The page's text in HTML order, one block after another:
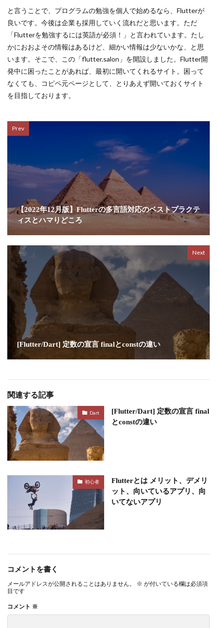
と言うことで、プログラムの勉強を個人で始めるなら、Flutterが
良いです。今後は企業も採用していく流れだと思います。ただ
「Flutterを勉強するには英語が必須！」と言われています。たし
かにおおよその情報はあるけど、細かい情報は少ないかな、と思
います。そこで、この「flutter.salon」を開設しました。Flutter開
発中に困ったことがあれば、最初に開いてくれるサイト。困って
なくても、コピペ元ページとして、とりあえず開いておくサイト
を目指しております。
Prev
【2022年12月版】Flutterの多言語対応のベストプラクテ
ィスとハマりどころ
Next
[Flutter/Dart] 定数の宣言 finalとconstの違い
関連する記事
Dart
[Flutter/Dart] 定数の宣言 final
とconstの違い
初心者
Flutterとは メリット、デメリ
ット、向いているアプリ、向
いてないアプリ
コメントを書く
メールアドレスが公開されることはありません。 ※ が付いている欄は必須項
目です
コメント ※